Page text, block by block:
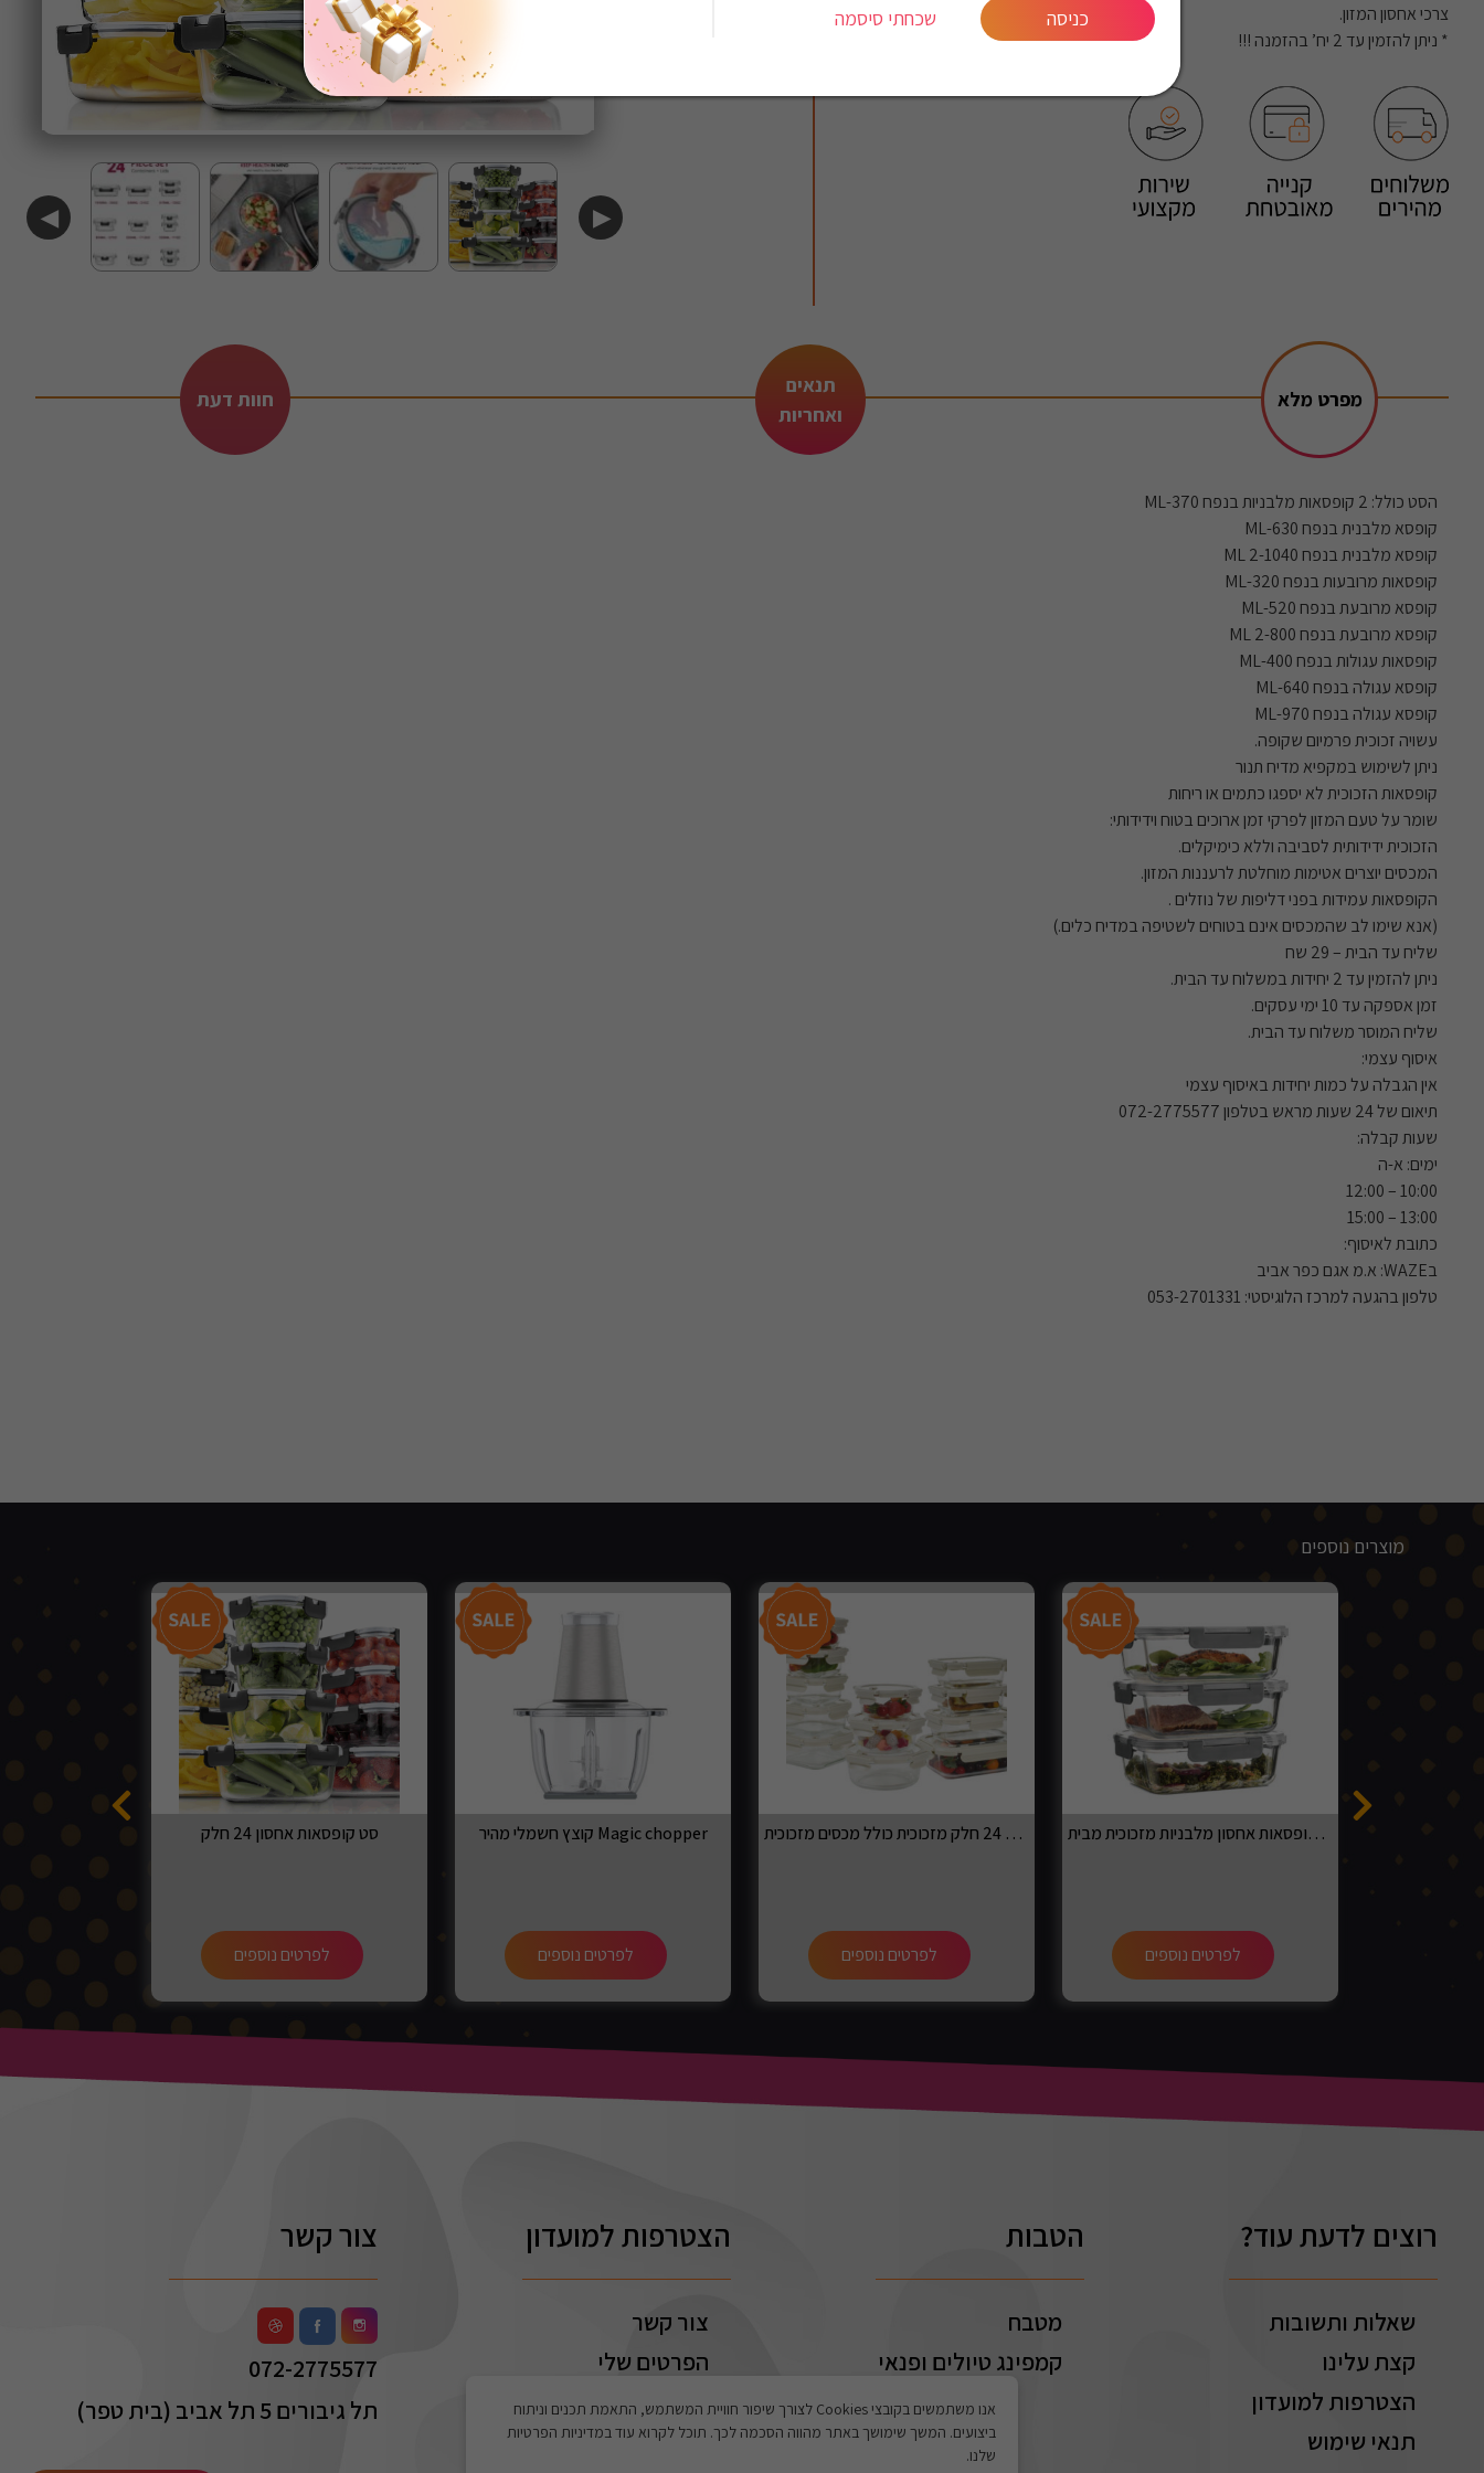
אנו משתמשים בקובצי Cookies לצורך שיפור חוויית המשתמש, התאמת תכנים וניתוח
ביצועים. המשך שימושך באתר מהווה הסכמה לכך. תוכל לקרוא עוד במדיניות הפרטיות
שלנו.
כניסה שכחתי סיסמה
צרכי אחסון המזון.
* ניתן להזמין עד 2 יח’ בהזמנה !!!
◀ ▶
מפרט מלא
תנאים
ואחריות
חוות דעת
הסט כולל: 2 קופסאות מלבניות בנפח 370-ML
קופסא מלבנית בנפח 630-ML
קופסא מלבנית בנפח 1040-ML 2
קופסאות מרובעות בנפח 320-ML
קופסא מרובעת בנפח 520-ML
קופסא מרובעת בנפח 800-ML 2
קופסאות עגולות בנפח 400-ML
קופסא עגולה בנפח 640-ML
קופסא עגולה בנפח 970-ML
עשויה זכוכית פרמיום שקופה.
ניתן לשימוש במקפיא מדיח תנור
קופסאות הזכוכית לא יספגו כתמים או ריחות
שומר על טעם המזון לפרקי זמן ארוכים בטוח וידידותי:
הזכוכית ידידותית לסביבה וללא כימיקלים.
המכסים יוצרים אטימות מוחלטת לרעננות המזון.
הקופסאות עמידות בפני דליפות של נוזלים .
(אנא שימו לב שהמכסים אינם בטוחים לשטיפה במדיח כלים.)
שליח עד הבית – 29 שח
ניתן להזמין עד 2 יחידות במשלוח עד הבית.
זמן אספקה עד 10 ימי עסקים.
שליח המוסר משלוח עד הבית.
איסוף עצמי:
אין הגבלה על כמות יחידות באיסוף עצמי
תיאום של 24 שעות מראש בטלפון 072-2775577
שעות קבלה:
ימים: א-ה
10:00 – 12:00
13:00 – 15:00
כתובת לאיסוף:
בWAZE: א.מ אגם כפר אביב
טלפון בהגעה למרכז הלוגיסטי: 053-2701331
מוצרים נוספים
סט קופסאות אחסון 24 חלק
לפרטים נוספים
קוצץ חשמלי מהיר Magic chopper
לפרטים נוספים
סט קופסאות 24 חלק מזכוכית כולל מכסים מזכוכית Darna
לפרטים נוספים
סט 3 קופסאות אחסון מלבניות מזכוכית מבית DARNA
לפרטים נוספים
רוצים לדעת עוד?
שאלות ותשובות
קצת עלינו
הצטרפות למועדון
תנאי שימוש
הטבות
מטבח
קמפינג טיולים ופנאי
הצטרפות למועדון
צור קשר
הפרטים שלי
ההזמנות שלי
צור קשר
072-2775577
תל גיבורים 5 תל אביב (בית טפר)